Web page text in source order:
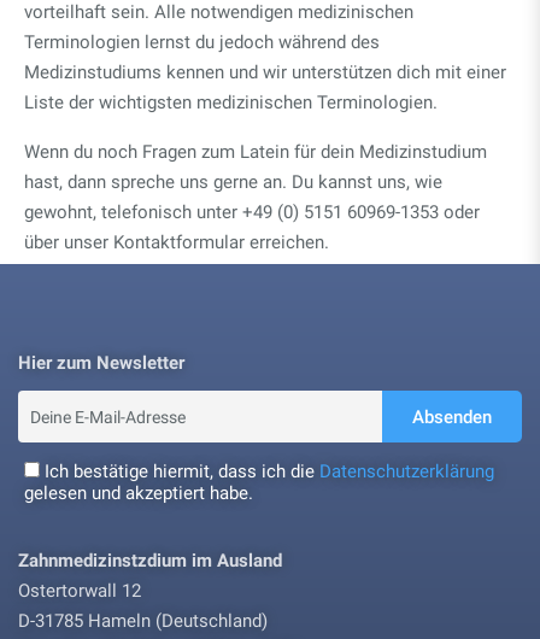
vorteilhaft sein. Alle notwendigen medizinischen
Terminologien lernst du jedoch während des
Medizinstudiums kennen und wir unterstützen dich mit einer
Liste der wichtigsten medizinischen Terminologien.
Wenn du noch Fragen zum Latein für dein Medizinstudium
hast, dann spreche uns gerne an. Du kannst uns, wie
gewohnt, telefonisch unter +49 (0) 5151 60969-1353 oder
über unser Kontaktformular erreichen.
Hier zum Newsletter
Absenden
Ich bestätige hiermit, dass ich die Datenschutzerklärung
gelesen und akzeptiert habe.
Zahnmedizinstzdium im Ausland
Ostertorwall 12
D-31785 Hameln (Deutschland)